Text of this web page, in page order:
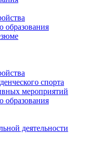
образования
спорта
мероприятий
образования
деятельности